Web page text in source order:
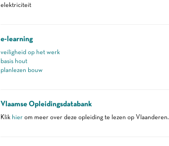
elektriciteit
e-learning
veiligheid op het werk
basis hout
planlezen bouw
Vlaamse Opleidingsdatabank
Klik hierom meer over deze opleiding te lezen op